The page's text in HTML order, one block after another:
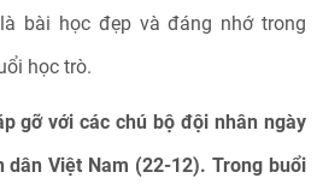
bài học đẹp và đáng nhớ trong
học trò.
gỡ với các chú bộ đội nhân ngày
dân Việt Nam (22-12). Trong buổi